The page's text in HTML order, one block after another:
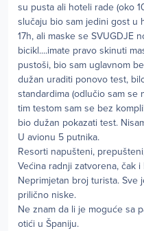
su pusta ali hoteli rade (oko
slučaju bio sam jedini gost u
17h, ali maske se SVUGDJE
bicikl....imate pravo skinuti
pustoši, bio sam uglavnom
dužan uraditi ponovo test,
standardima (odlučio sam se
tim testom sam se bez
bio dužan pokazati test.
U avionu 5 putnika.
Resorti napušteni,
Većina radnji zatvorena, čak
Neprimjetan broj turista. Sve
prilično niske.
Ne znam da li je moguće sa
otići u Španiju.